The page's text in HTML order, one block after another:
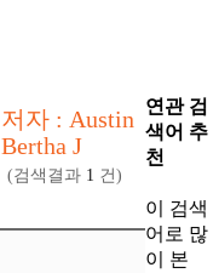
저자 : Austin
Bertha J
(검색결과 1 건)
연관 검
색어 추
천
이 검색
어로 많
이 본